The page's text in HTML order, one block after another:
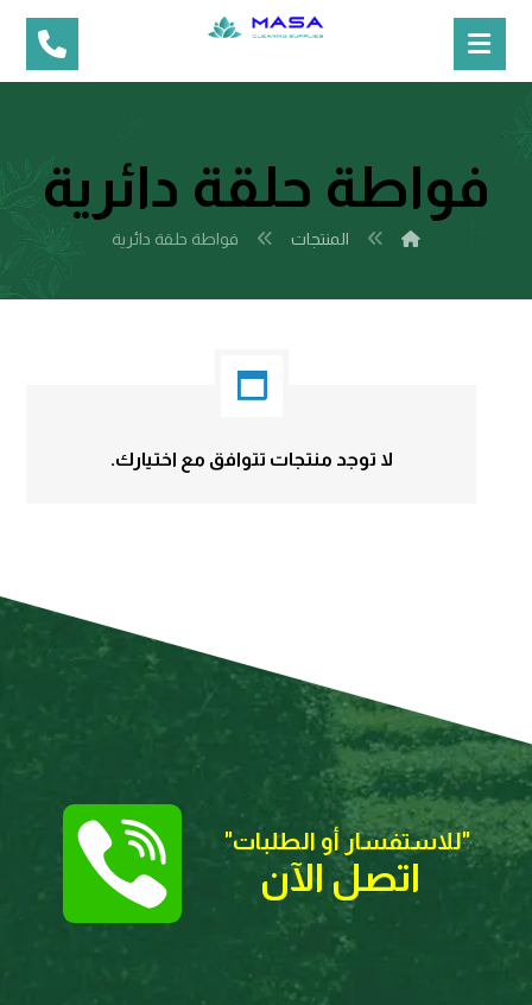
فواطة حلقة دائرية
المنتجات فواطة حلقة دائرية
لا توجد منتجات تتوافق مع اختيارك.
"للاستفسار أو الطلبات"
اتصل الآن